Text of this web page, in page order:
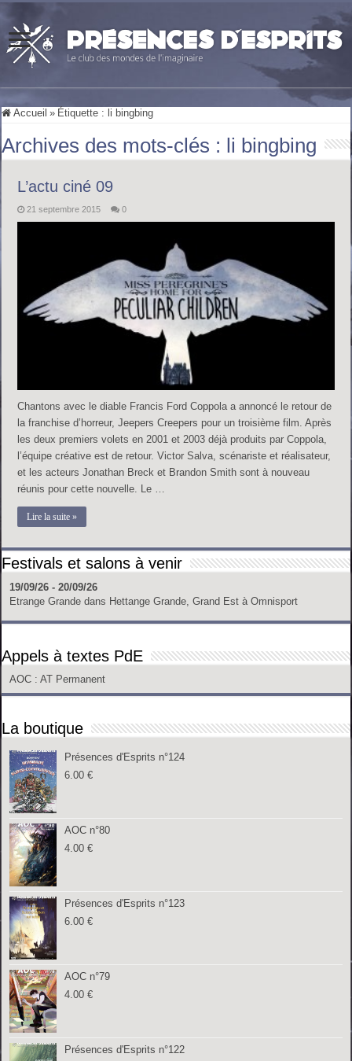
Accueil » Étiquette : li bingbing
Archives des mots-clés : li bingbing
L’actu ciné 09
21 septembre 2015 0
Chantons avec le diable Francis Ford Coppola a annoncé le retour de
la franchise d’horreur, Jeepers Creepers pour un troisième film. Après
les deux premiers volets en 2001 et 2003 déjà produits par Coppola,
l’équipe créative est de retour. Victor Salva, scénariste et réalisateur,
et les acteurs Jonathan Breck et Brandon Smith sont à nouveau
réunis pour cette nouvelle. Le …
Lire la suite »
Festivals et salons à venir
19/09/26 - 20/09/26
Etrange Grande dans Hettange Grande, Grand Est à Omnisport
Appels à textes PdE
AOC : AT Permanent
La boutique
Présences d'Esprits n°124
6.00€
AOC n°80
4.00€
Présences d'Esprits n°123
6.00€
AOC n°79
4.00€
Présences d'Esprits n°122